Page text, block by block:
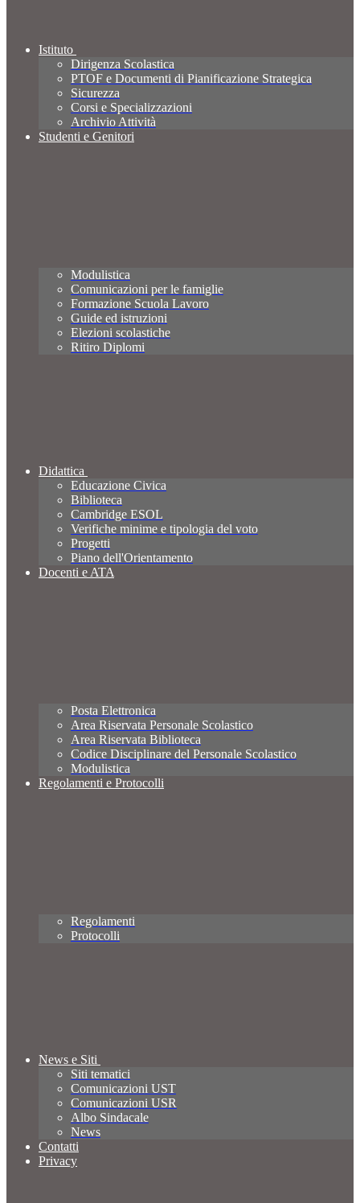
Istituto
Dirigenza Scolastica
PTOF e Documenti di Pianificazione Strategica
Sicurezza
Corsi e Specializzazioni
Archivio Attività
Studenti e Genitori
Modulistica
Comunicazioni per le famiglie
Formazione Scuola Lavoro
Guide ed istruzioni
Elezioni scolastiche
Ritiro Diplomi
Didattica
Educazione Civica
Biblioteca
Cambridge ESOL
Verifiche minime e tipologia del voto
Progetti
Piano dell'Orientamento
Docenti e ATA
Posta Elettronica
Area Riservata Personale Scolastico
Area Riservata Biblioteca
Codice Disciplinare del Personale Scolastico
Modulistica
Regolamenti e Protocolli
Regolamenti
Protocolli
News e Siti
Siti tematici
Comunicazioni UST
Comunicazioni USR
Albo Sindacale
News
Contatti
Privacy